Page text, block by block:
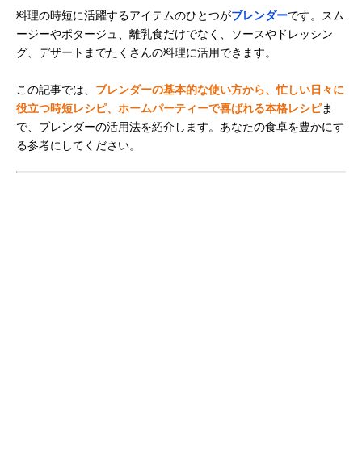
料理の時短に活躍するアイテムのひとつがブレンダーです。スム
ージーやポタージュ、離乳食だけでなく、ソースやドレッシン
グ、デザートまでたくさんの料理に活用できます。
この記事では、 ブレンダーの基本的な使い方から、忙しい日々に
役立つ時短レシピ、ホームパーティーで喜ばれる本格レシピま
で、ブレンダーの活用法を紹介します。あなたの食卓を豊かにす
る参考にしてください。